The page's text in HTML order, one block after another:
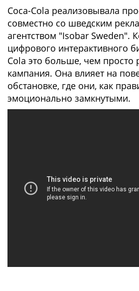
Coca-Cola реализовывала
совместно со шведским
агентством "Isobar Sweden".
цифрового интерактивного
Cola это больше, чем просто
кампания. Она влияет на
обстановке, где они, как
эмоционально замкнутыми.